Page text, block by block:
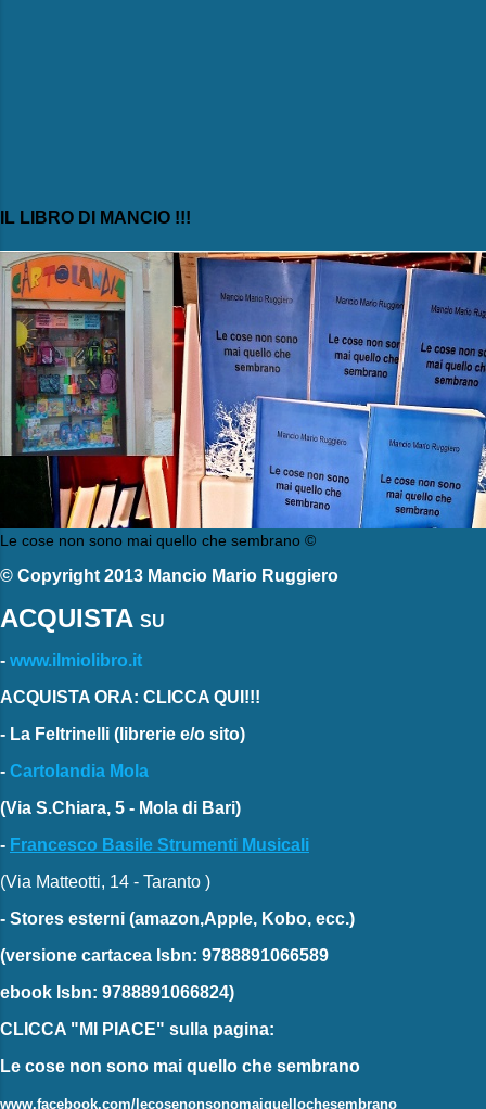
IL LIBRO DI MANCIO !!!
Le cose non sono mai quello che sembrano ©
© Copyright 2013 Mancio Mario Ruggiero
ACQUISTA SU
- www.ilmiolibro.it
ACQUISTA ORA: CLICCA QUI!!!
- La Feltrinelli (librerie e/o sito)
- Cartolandia Mola
(Via S.Chiara, 5 - Mola di Bari)
- Francesco Basile Strumenti Musicali
(Via Matteotti, 14 - Taranto )
- Stores esterni (amazon,Apple, Kobo, ecc.)
(versione cartacea Isbn: 9788891066589
ebook Isbn: 9788891066824)
CLICCA "MI PIACE" sulla pagina:
Le cose non sono mai quello che sembrano
www.facebook.com/lecosenonsonomaiquellochesembrano